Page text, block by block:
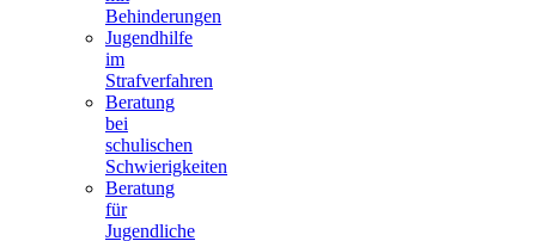
Behinderungen
Jugendhilfe
im
Strafverfahren
Beratung
bei
schulischen
Schwierigkeiten
Beratung
für
Jugendliche